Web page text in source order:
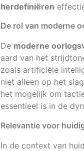
herdefiniëren
De rol van moderne
De moderne
aard van het
zoals artificiële
niet alleen op het
het mogelijk om
essentieel is in de
Relevantie voor
In de context van